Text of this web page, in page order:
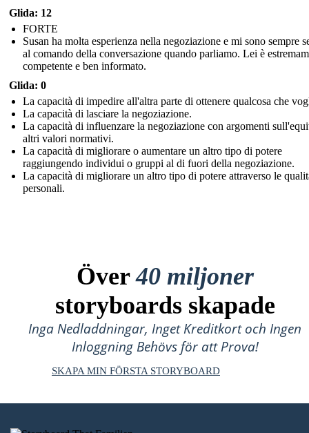
Glida: 12
FORTE
Susan ha molta esperienza nella negoziazione e mi sono sempre
al comando della conversazione quando parliamo. Lei è
competente e ben informato.
Glida: 0
La capacità di impedire all'altra parte di ottenere qualcosa che
La capacità di lasciare la negoziazione.
La capacità di influenzare la negoziazione con argomenti
altri valori normativi.
La capacità di migliorare o aumentare un altro tipo di potere
raggiungendo individui o gruppi al di fuori della negoziazione.
La capacità di migliorare un altro tipo di potere attraverso le
personali.
Över40 miljoner
storyboards skapade
Inga Nedladdningar, Inget Kreditkort och Ingen
Inloggning Behövs för att Prova!
SKAPA MIN FÖRSTA STORYBOARD